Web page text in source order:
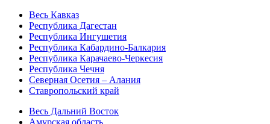
Весь Кавказ
Республика Дагестан
Республика Ингушетия
Республика Кабардино-Балкария
Республика Карачаево-Черкесия
Республика Чечня
Северная Осетия – Алания
Ставропольский край
Весь Дальний Восток
Амурская область